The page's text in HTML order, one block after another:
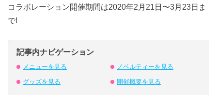
コラボレーション開催期間は2020年2月21日〜3月23日ま
で!
記事内ナビゲーション
メニューを見る ノベルティーを見る
グッズを見る 開催概要を見る